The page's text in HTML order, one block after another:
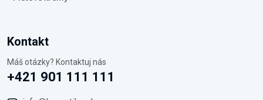
Kontakt
Máš otázky? Kontaktuj nás
+421 901 111 111